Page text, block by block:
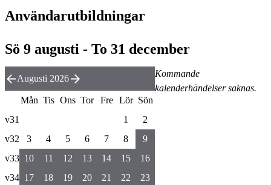
Användarutbildningar
Sö 9 augusti - To 31 december
Kommande
kalenderhändelser saknas.
Augusti 2026
Mån Tis Ons Tor Fre Lör Sön
v31
1
2
v32
3 4 5 6 7 8
9
v33 10 11 12 13 14 15
16
v34 17 18 19 20 21 22
23